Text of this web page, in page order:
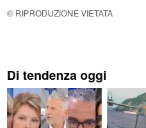
© RIPRODUZIONE VIETATA
Di tendenza oggi